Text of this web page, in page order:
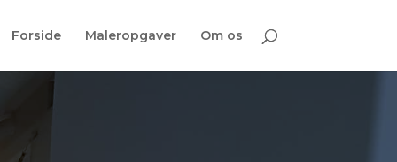
Forside Maleropgaver Om os